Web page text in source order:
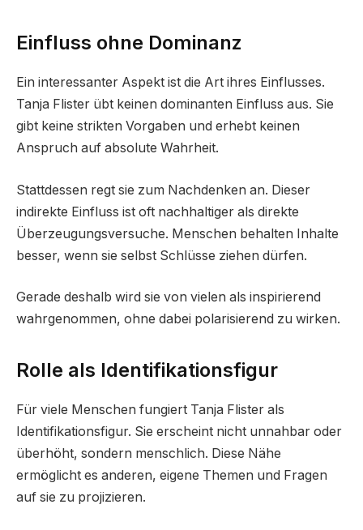
Einfluss ohne Dominanz
Ein interessanter Aspekt ist die Art ihres Einflusses.
Tanja Flister übt keinen dominanten Einfluss aus. Sie
gibt keine strikten Vorgaben und erhebt keinen
Anspruch auf absolute Wahrheit.
Stattdessen regt sie zum Nachdenken an. Dieser
indirekte Einfluss ist oft nachhaltiger als direkte
Überzeugungsversuche. Menschen behalten Inhalte
besser, wenn sie selbst Schlüsse ziehen dürfen.
Gerade deshalb wird sie von vielen als inspirierend
wahrgenommen, ohne dabei polarisierend zu wirken.
Rolle als Identifikationsfigur
Für viele Menschen fungiert Tanja Flister als
Identifikationsfigur. Sie erscheint nicht unnahbar oder
überhöht, sondern menschlich. Diese Nähe
ermöglicht es anderen, eigene Themen und Fragen
auf sie zu projizieren.